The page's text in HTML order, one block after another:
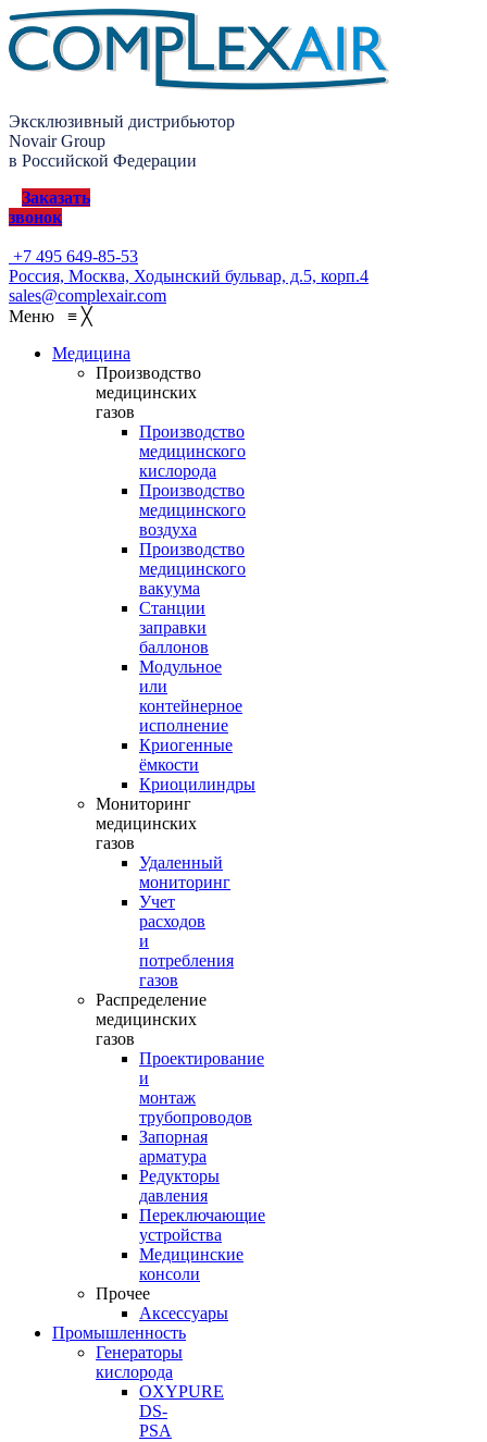
Эксклюзивный дистрибьютор
Novair Group
в Российской Федерации
Заказать
звонок
+7 495 649-85-53
Россия, Москва, Ходынский бульвар, д.5, корп.4
sales@complexair.com
Меню ≡ ╳
Медицина
Производство
медицинских
газов
Производство
медицинского
кислорода
Производство
медицинского
воздуха
Производство
медицинского
вакуума
Станции
заправки
баллонов
Модульное
или
контейнерное
исполнение
Криогенные
ёмкости
Криоцилиндры
Мониторинг
медицинских
газов
Удаленный
мониторинг
Учет
расходов
и
потребления
газов
Распределение
медицинских
газов
Проектирование
и
монтаж
трубопроводов
Запорная
арматура
Редукторы
давления
Переключающие
устройства
Медицинские
консоли
Прочее
Аксессуары
Промышленность
Генераторы
кислорода
OXYPURE
DS-
PSA